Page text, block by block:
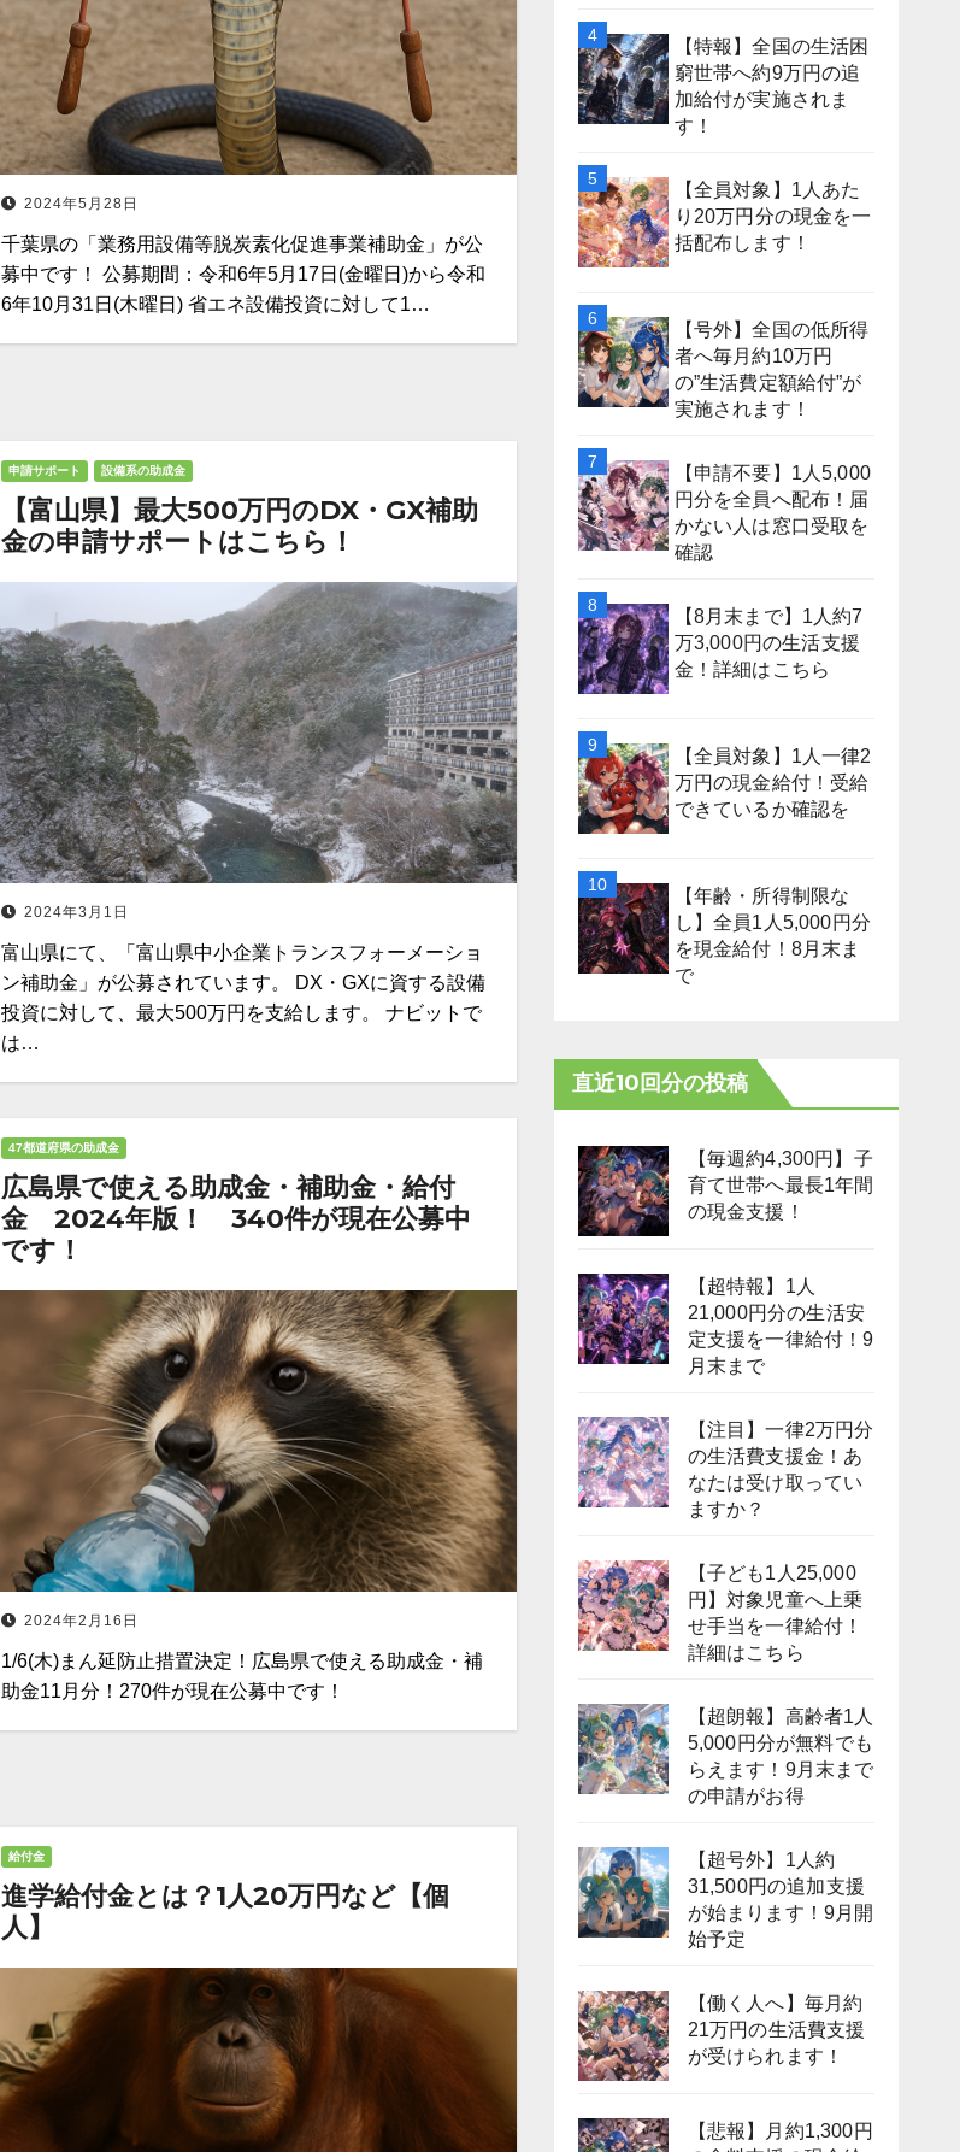
2024年5月28日
千葉県の「業務用設備等脱炭素化促進事業補助金」が公
募中です！ 公募期間：令和6年5月17日(金曜日)から令和
6年10月31日(木曜日) 省エネ設備投資に対して1…
申請サポート 設備系の助成金
【富山県】最大500万円のDX・GX補助
金の申請サポートはこちら！
2024年3月1日
富山県にて、「富山県中小企業トランスフォーメーショ
ン補助金」が公募されています。 DX・GXに資する設備
投資に対して、最大500万円を支給します。 ナビットで
は…
47都道府県の助成金
広島県で使える助成金・補助金・給付
金 2024年版！ 340件が現在公募中
です！
2024年2月16日
1/6(木)まん延防止措置決定！広島県で使える助成金・補
助金11月分！270件が現在公募中です！
給付金
進学給付金とは？1人20万円など【個
人】
【特報】全国の生活困
窮世帯へ約9万円の追
加給付が実施されま
す！
【全員対象】1人あた
り20万円分の現金を一
括配布します！
【号外】全国の低所得
者へ毎月約10万円
の”生活費定額給付”が
実施されます！
【申請不要】1人5,000
円分を全員へ配布！届
かない人は窓口受取を
確認
【8月末まで】1人約7
万3,000円の生活支援
金！詳細はこちら
【全員対象】1人一律2
万円の現金給付！受給
できているか確認を
【年齢・所得制限な
し】全員1人5,000円分
を現金給付！8月末ま
で
直近10回分の投稿
【毎週約4,300円】子
育て世帯へ最長1年間
の現金支援！
【超特報】1人
21,000円分の生活安
定支援を一律給付！9
月末まで
【注目】一律2万円分
の生活費支援金！あ
なたは受け取ってい
ますか？
【子ども1人25,000
円】対象児童へ上乗
せ手当を一律給付！
詳細はこちら
【超朗報】高齢者1人
5,000円分が無料でも
らえます！9月末まで
の申請がお得
【超号外】1人約
31,500円の追加支援
が始まります！9月開
始予定
【働く人へ】毎月約
21万円の生活費支援
が受けられます！
【悲報】月約1,300円